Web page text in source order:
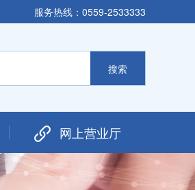
服务热线：0559-2533333
网上营业厅